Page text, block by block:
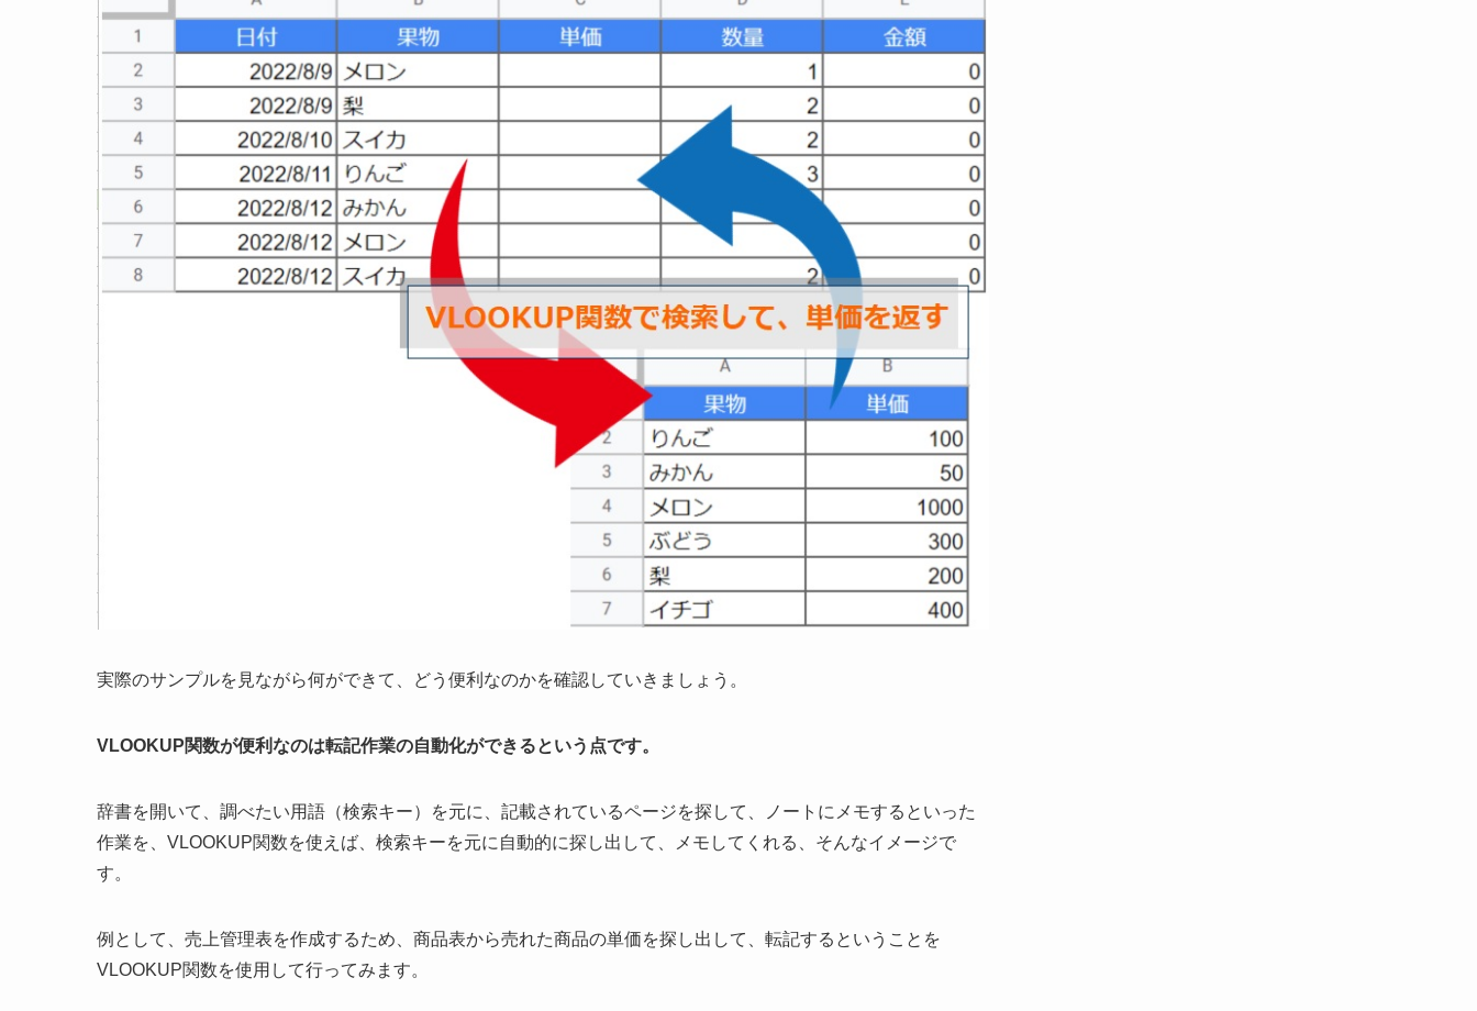
実際のサンプルを見ながら何ができて、どう便利なのかを確認していきましょう。
VLOOKUP関数が便利なのは転記作業の自動化ができるという点です。
辞書を開いて、調べたい用語（検索キー）を元に、記載されているページを探して、ノートにメモするといった
作業を、VLOOKUP関数を使えば、検索キーを元に自動的に探し出して、メモしてくれる、そんなイメージで
す。
例として、売上管理表を作成するため、商品表から売れた商品の単価を探し出して、転記するということを
VLOOKUP関数を使用して行ってみます。